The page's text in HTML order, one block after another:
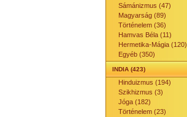
Sámánizmus (47)
Magyarság (89)
Történelem (36)
Hamvas Béla (11)
Hermetika-Mágia (120)
Egyéb (350)
INDIA (423)
Hinduizmus (194)
Szikhizmus (3)
Jóga (182)
Történelem (23)